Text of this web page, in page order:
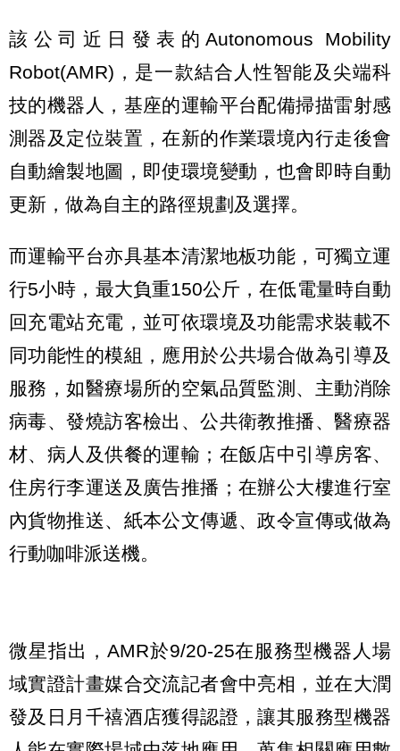
該公司近日發表的Autonomous Mobility
Robot(AMR)，是一款結合人性智能及尖端科
技的機器人，基座的運輸平台配備掃描雷射感
測器及定位裝置，在新的作業環境內行走後會
自動繪製地圖，即使環境變動，也會即時自動
更新，做為自主的路徑規劃及選擇。
而運輸平台亦具基本清潔地板功能，可獨立運
行5小時，最大負重150公斤，在低電量時自動
回充電站充電，並可依環境及功能需求裝載不
同功能性的模組，應用於公共場合做為引導及
服務，如醫療場所的空氣品質監測、主動消除
病毒、發燒訪客檢出、公共衛教推播、醫療器
材、病人及供餐的運輸；在飯店中引導房客、
住房行李運送及廣告推播；在辦公大樓進行室
內貨物推送、紙本公文傳遞、政令宣傳或做為
行動咖啡派送機。
微星指出，AMR於9/20-25在服務型機器人場
域實證計畫媒合交流記者會中亮相，並在大潤
發及日月千禧酒店獲得認證，讓其服務型機器